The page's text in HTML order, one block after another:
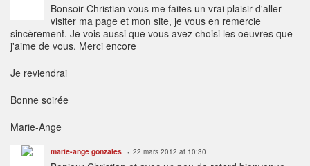
Bonsoir Christian vous me faites un vrai plaisir d'aller
visiter ma page et mon site, je vous en remercie
sincèrement. Je vois aussi que vous avez choisi les oeuvres que
j'aime de vous. Merci encore
Je reviendrai
Bonne soirée
Marie-Ange
marie-ange gonzales 22 mars 2012 at 10:30